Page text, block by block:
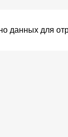
данных для